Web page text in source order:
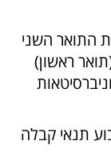
התואר השני
ראשון)
תנאי קבלה